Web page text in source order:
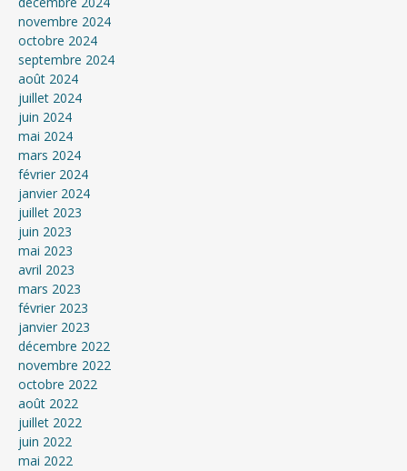
novembre 2024
octobre 2024
septembre 2024
août 2024
juillet 2024
juin 2024
mai 2024
mars 2024
février 2024
janvier 2024
juillet 2023
juin 2023
mai 2023
avril 2023
mars 2023
février 2023
janvier 2023
décembre 2022
novembre 2022
octobre 2022
août 2022
juillet 2022
juin 2022
mai 2022